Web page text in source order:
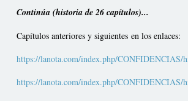
Continúa (historia de 26 capítulos)...
Capítulos anteriores y siguientes en los enlaces:
https://lanota.com/index.php/CONFIDENCIAS/
https://lanota.com/index.php/CONFIDENCIAS/